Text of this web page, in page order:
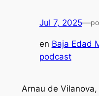
Jul 7, 2025—
en Baja Edad
podcast
Arnau de